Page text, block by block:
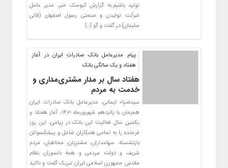
تولید باشیم.به گزارش کیوسک خبر،‌ مدیر عامل
شرکت تولیدی و صنعتی رسول اصفهان (قالی
سلیمان) در گفت و گو […]
پیام مدیرعامل بانک صادرات ایران در آغاز
هفتاد و یک سالگی بانک
هفتاد سال بر مدار مشتری‌مداری و
خدمت به مردم
​سیدضیاء ایمانی، مدیرعامل بانک صادرات ایران
همزمان با پانزدهم شهریورماه ١۴٠١، آغاز هفتاد و
یکمین سال فعالیت این بانک در پیامی، این روز
فرخنده را به تمامی همکاران شاغل و پیشکسوتان
بازنشسته، سهامداران، مشتریان، مخاطبان، مردم
شریف و دولت مردمی و همه دلسوزان نظام
مقدس جمهوری اسلامی ایران تبریک گفت و تاکید